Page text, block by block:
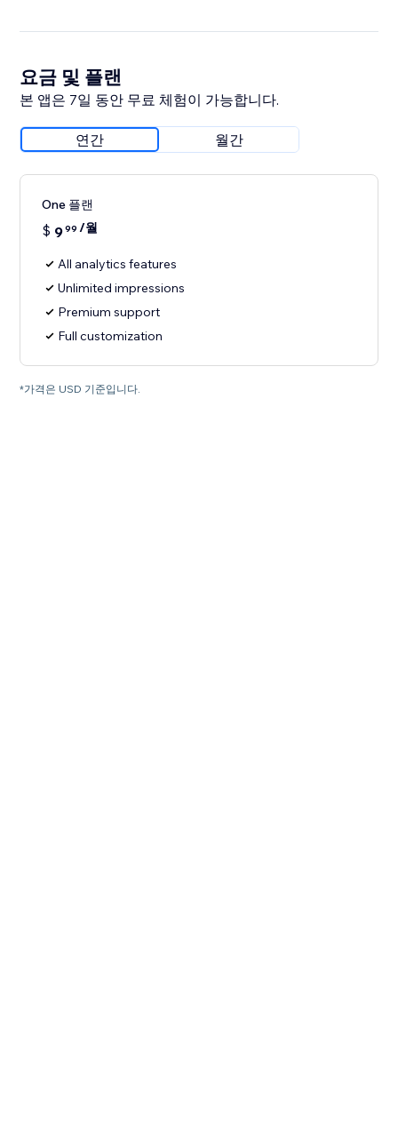
요금 및 플랜
본 앱은 7일 동안 무료 체험이 가능합니다.
연간 월간
One 플랜
$ 999 /월
All analytics features
Unlimited impressions
Premium support
Full customization
*가격은 USD 기준입니다.